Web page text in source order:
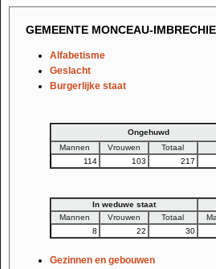
GEMEENTE MONCEAU-
Alfabetisme
Geslacht
Burgerlijke staat
Ongehuwd
Mannen
Vrouwen Totaal
114
103 217
In weduwe staat
Mannen
Vrouwen Totaal
8
22 30
Gezinnen en gebouwen